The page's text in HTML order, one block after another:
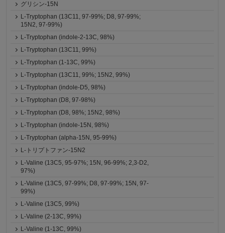
グリシン-15N
L-Tryptophan (13C11, 97-99%; D8, 97-99%;
15N2, 97-99%)
L-Tryptophan (indole-2-13C, 98%)
L-Tryptophan (13C11, 99%)
L-Tryptophan (1-13C, 99%)
L-Tryptophan (13C11, 99%; 15N2, 99%)
L-Tryptophan (indole-D5, 98%)
L-Tryptophan (D8, 97-98%)
L-Tryptophan (D8, 98%; 15N2, 98%)
L-Tryptophan (indole-15N, 98%)
L-Tryptophan (alpha-15N, 95-99%)
L-トリプトファン-15N2
L-Valine (13C5, 95-97%; 15N, 96-99%; 2,3-D2,
97%)
L-Valine (13C5, 97-99%; D8, 97-99%; 15N, 97-
99%)
L-Valine (13C5, 99%)
L-Valine (2-13C, 99%)
L-Valine (1-13C, 99%)